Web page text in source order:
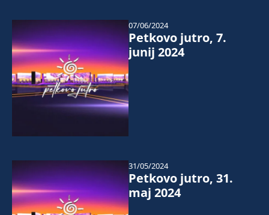
Petkovo jutro, 7.
junij 2024
07/06/2024
Petkovo jutro, 31.
maj 2024
31/05/2024